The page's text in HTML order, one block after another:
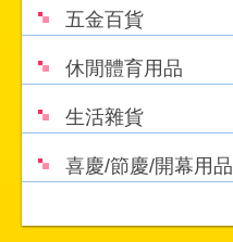
五金百貨
休閒體育用品
生活雜貨
喜慶/節慶/開幕用品